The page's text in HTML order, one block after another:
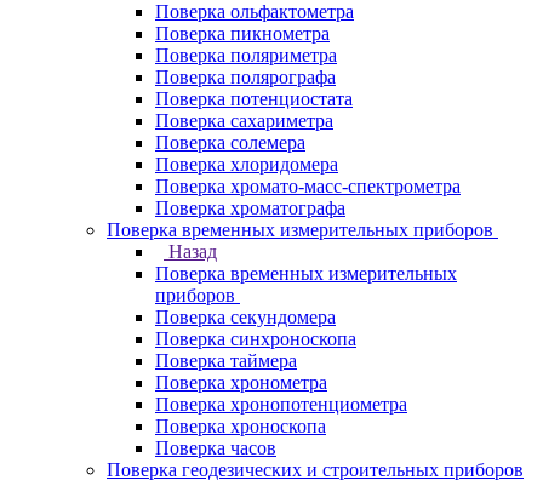
Поверка ольфактометра
Поверка пикнометра
Поверка поляриметра
Поверка полярографа
Поверка потенциостата
Поверка сахариметра
Поверка солемера
Поверка хлоридомера
Поверка хромато-масс-спектрометра
Поверка хроматографа
Поверка временных измерительных приборов
Назад
Поверка временных измерительных
приборов
Поверка секундомера
Поверка синхроноскопа
Поверка таймера
Поверка хронометра
Поверка хронопотенциометра
Поверка хроноскопа
Поверка часов
Поверка геодезических и строительных приборов